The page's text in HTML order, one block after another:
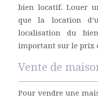
bien locatif. Louer
que la location
localisation du
important sur le prix
Vente de
Pour vendre une